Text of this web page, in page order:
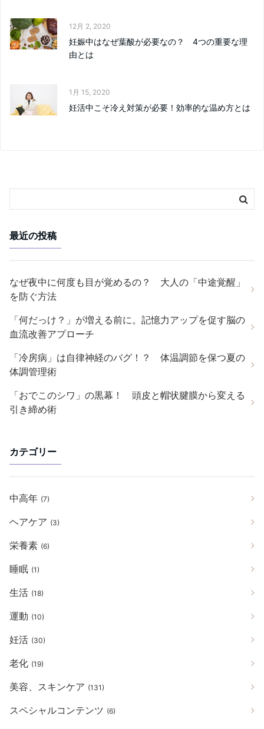
12月 2, 2020
妊娠中はなぜ葉酸が必要なの？ 4つの重要な理
由とは
1月 15, 2020
妊活中こそ冷え対策が必要！効率的な温め方とは
最近の投稿
なぜ夜中に何度も目が覚めるの？ 大人の「中途覚醒」
を防ぐ方法
「何だっけ？」が増える前に。記憶力アップを促す脳の
血流改善アプローチ
「冷房病」は自律神経のバグ！？ 体温調節を保つ夏の
体調管理術
「おでこのシワ」の黒幕！ 頭皮と帽状腱膜から変える
引き締め術
カテゴリー
中高年 (7)
ヘアケア (3)
栄養素 (6)
睡眠 (1)
生活 (18)
運動 (10)
妊活 (30)
老化 (19)
美容、スキンケア (131)
スペシャルコンテンツ (6)